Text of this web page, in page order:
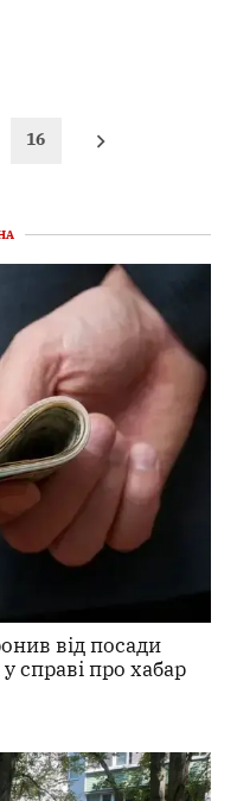
16
від посади
справі про хабар